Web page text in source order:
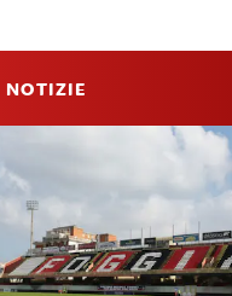
NOTIZIE